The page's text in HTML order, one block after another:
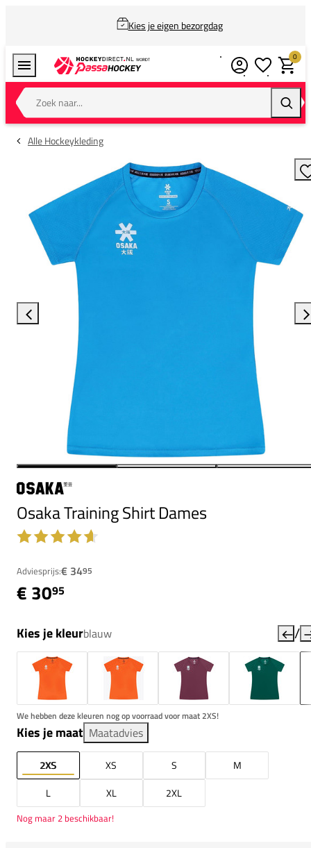
Kies je eigen bezorgdag
Zoek naar...
0
Alle Hockeykleding
Osaka Training Shirt Dames
Adviesprijs:€ 3495
€ 3095
Kies je kleurblauw /
We hebben deze kleuren nog op voorraad voor maat 2XS!
Kies je maat Maatadvies
2XS XS S
M
L
XL 2XL
Nog maar 2 beschikbaar!